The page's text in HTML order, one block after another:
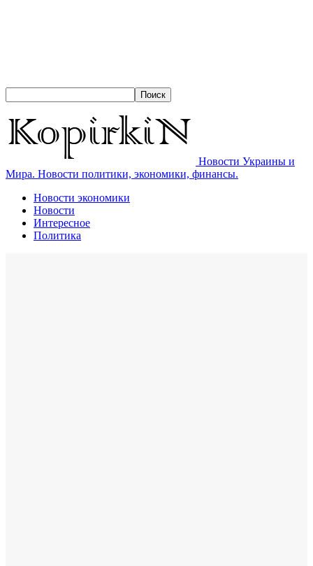
Новости Украины и
Мира. Новости политики, экономики, финансы.
Новости экономики
Новости
Интересное
Политика